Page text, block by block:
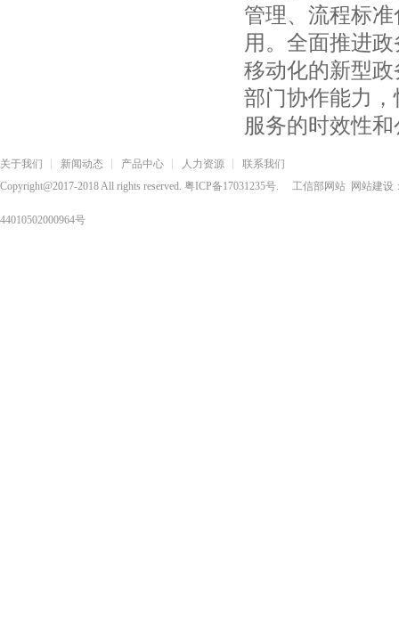
管理、流程标
用。全面推进
移动化的新型
部门协作能力
服务的时效性
关于我们 新闻动态 产品中心 人力资源
联系我们
Copyright@2017-2018 All rights reserved. 粤ICP备17031235号. 工信部网站 网站建设
44010502000964号